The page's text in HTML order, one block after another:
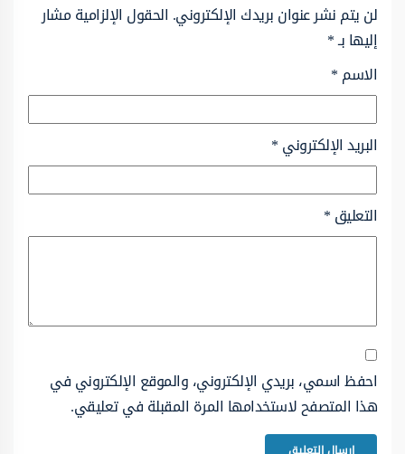
لن يتم نشر عنوان بريدك الإلكتروني. الحقول الإلزامية مشار
إليها بـ*
الاسم*
البريد الإلكتروني*
التعليق*
احفظ اسمي، بريدي الإلكتروني، والموقع الإلكتروني في
هذا المتصفح لاستخدامها المرة المقبلة في تعليقي.